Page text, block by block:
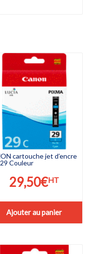
cartouche jet d’encre
Couleur
29,50€HT
Ajouter au panier